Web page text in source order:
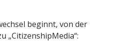
beginnt, von der
„CitizenshipMedia“: